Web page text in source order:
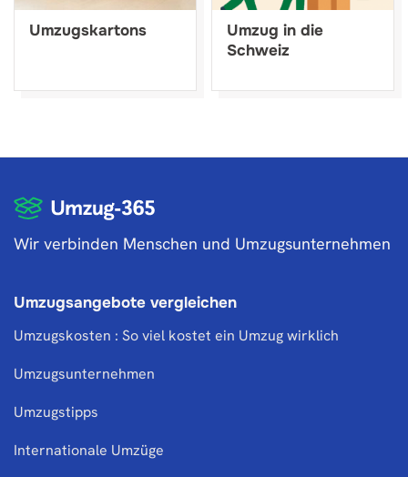
Umzugskartons
Umzug in die
Schweiz
Wir verbinden Menschen und Umzugsunternehmen
Umzugsangebote vergleichen
Umzugskosten : So viel kostet ein Umzug wirklich
Umzugsunternehmen
Umzugstipps
Internationale Umzüge